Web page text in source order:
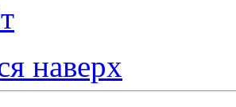
наверх